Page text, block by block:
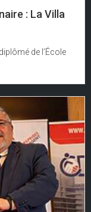
: La Villa
de l’École